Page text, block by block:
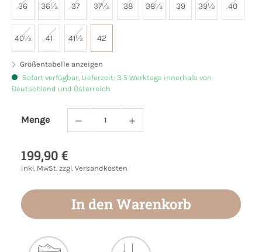
36 36½ 37 37½ 38 38½ 39 39½ 40
40½ 41 41½ 42
Größentabelle anzeigen
Sofort verfügbar, Lieferzeit: 3-5 Werktage innerhalb von
Deutschland und Österreich
Menge
Produkt Anzahl: Gib den gewünschten
199,90 €
inkl. MwSt. zzgl. Versandkosten
In den Warenkorb